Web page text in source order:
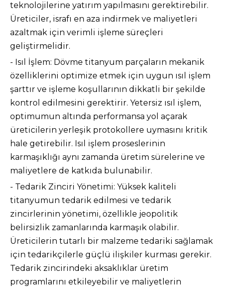
teknolojilerine yatırım yapılmasını gerektirebilir.
Üreticiler, israfı en aza indirmek ve maliyetleri
azaltmak için verimli işleme süreçleri
geliştirmelidir.
- Isıl İşlem: Dövme titanyum parçaların mekanik
özelliklerini optimize etmek için uygun ısıl işlem
şarttır ve işleme koşullarının dikkatli bir şekilde
kontrol edilmesini gerektirir. Yetersiz ısıl işlem,
optimumun altında performansa yol açarak
üreticilerin yerleşik protokollere uymasını kritik
hale getirebilir. Isıl işlem proseslerinin
karmaşıklığı aynı zamanda üretim sürelerine ve
maliyetlere de katkıda bulunabilir.
- Tedarik Zinciri Yönetimi: Yüksek kaliteli
titanyumun tedarik edilmesi ve tedarik
zincirlerinin yönetimi, özellikle jeopolitik
belirsizlik zamanlarında karmaşık olabilir.
Üreticilerin tutarlı bir malzeme tedariki sağlamak
için tedarikçilerle güçlü ilişkiler kurması gerekir.
Tedarik zincirindeki aksaklıklar üretim
programlarını etkileyebilir ve maliyetlerin